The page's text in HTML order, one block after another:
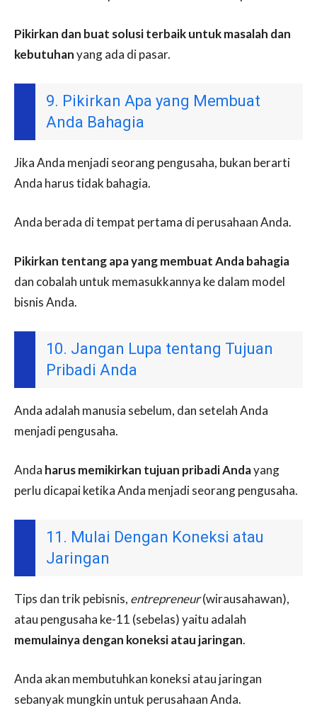
Pikirkan dan buat solusi terbaik untuk masalah dan
kebutuhanyang ada di pasar.
9. Pikirkan Apa yang Membuat
Anda Bahagia
Jika Anda menjadi seorang pengusaha, bukan berarti
Anda harus tidak bahagia.
Anda berada di tempat pertama di perusahaan Anda.
Pikirkan tentang apa yang membuat Anda bahagia
dan cobalah untuk memasukkannya ke dalam model
bisnis Anda.
10. Jangan Lupa tentang Tujuan
Pribadi Anda
Anda adalah manusia sebelum, dan setelah Anda
menjadi pengusaha.
Anda harus memikirkan tujuan pribadi Andayang
perlu dicapai ketika Anda menjadi seorang pengusaha.
11. Mulai Dengan Koneksi atau
Jaringan
Tips dan trik pebisnis, entrepreneur(wirausahawan),
atau pengusaha ke-11 (sebelas) yaitu adalah
memulainya dengan koneksi atau jaringan.
Anda akan membutuhkan koneksi atau jaringan
sebanyak mungkin untuk perusahaan Anda.